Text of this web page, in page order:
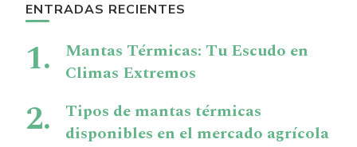
ENTRADAS RECIENTES
Mantas Térmicas: Tu Escudo en
Climas Extremos
Tipos de mantas térmicas
disponibles en el mercado agrícola